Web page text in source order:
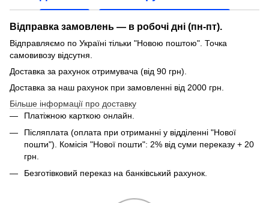
Відправка замовлень — в робочі дні (пн-пт).
Відправляємо по Україні тільки "Новою поштою". Точка
самовивозу відсутня.
Доставка за рахунок отримувача (від 90 грн).
Доставка за наш рахунок при замовленні від 2000 грн.
Більше інформації про доставку
Платіжною карткою онлайн.
Післяплата (оплата при отриманні у відділенні "Нової
пошти"). Комісія "Нової пошти": 2% від суми переказу + 20
грн.
Безготівковий переказ на банківський рахунок.